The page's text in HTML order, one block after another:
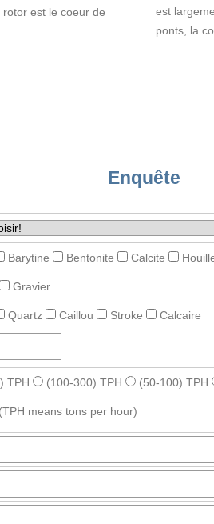
est le coeur de
est
ponts, la
Enquête
Barytine Bentonite Calcite
Gravier
Quartz Caillou Stroke Calcaire
TPH (100-300) TPH (50-100) TPH
(TPH means tons per hour)